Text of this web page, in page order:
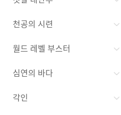
천공의 시련
월드 레벨 부스터
심연의 바다
각인